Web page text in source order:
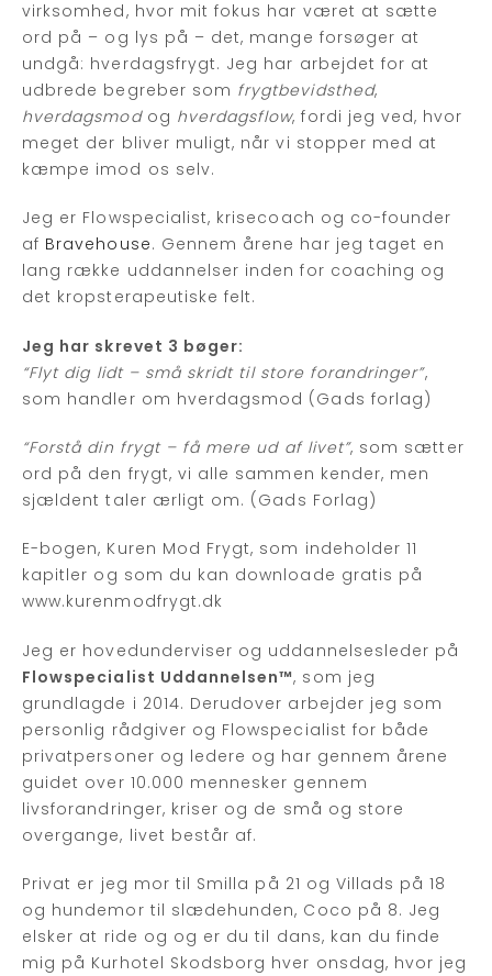
virksomhed, hvor mit fokus har været at sætte
ord på – og lys på – det, mange forsøger at
undgå: hverdagsfrygt. Jeg har arbejdet for at
udbrede begreber som frygtbevidsthed,
hverdagsmodog hverdagsflow, fordi jeg ved, hvor
meget der bliver muligt, når vi stopper med at
kæmpe imod os selv.
Jeg er Flowspecialist, krisecoach og co-founder
af Bravehouse. Gennem årene har jeg taget en
lang række uddannelser inden for coaching og
det kropsterapeutiske felt.
Jeg har skrevet 3 bøger:
“Flyt dig lidt – små skridt til store forandringer”,
som handler om hverdagsmod (Gads forlag)
“Forstå din frygt – få mere ud af livet”, som sætter
ord på den frygt, vi alle sammen kender, men
sjældent taler ærligt om. (Gads Forlag)
E-bogen, Kuren Mod Frygt, som indeholder 11
kapitler og som du kan downloade gratis på
www.kurenmodfrygt.dk
Jeg er hovedunderviser og uddannelsesleder på
Flowspecialist Uddannelsen™, som jeg
grundlagde i 2014. Derudover arbejder jeg som
personlig rådgiver og Flowspecialist for både
privatpersoner og ledere og har gennem årene
guidet over 10.000 mennesker gennem
livsforandringer, kriser og de små og store
overgange, livet består af.
Privat er jeg mor til Smilla på 21 og Villads på 18
og hundemor til slædehunden, Coco på 8. Jeg
elsker at ride og og er du til dans, kan du finde
mig på Kurhotel Skodsborg hver onsdag, hvor jeg